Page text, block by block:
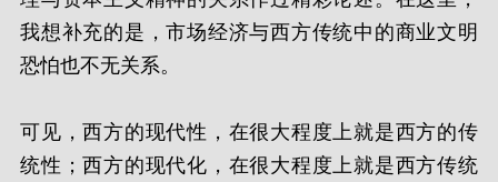
我想补充的是，市场经济与西方传统中的商业文明
恐怕也不无关系。
可见，西方的现代性，在很大程度上就是西方的传
统性；西方的现代化，在很大程度上就是西方传统